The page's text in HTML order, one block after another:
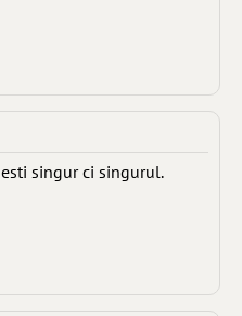
singur ci singurul.